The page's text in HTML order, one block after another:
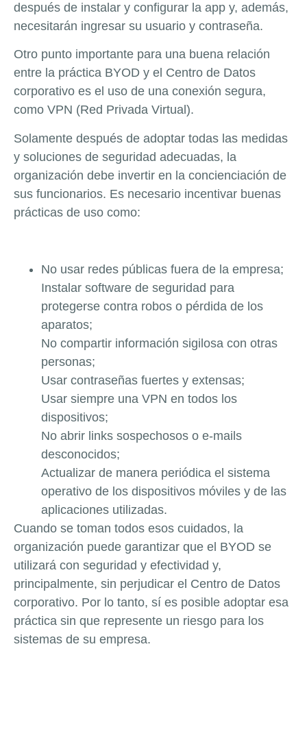
después de instalar y configurar la app y, además,
necesitarán ingresar su usuario y contraseña.
Otro punto importante para una buena relación
entre la práctica BYOD y el Centro de Datos
corporativo es el uso de una conexión segura,
como VPN (Red Privada Virtual).
Solamente después de adoptar todas las medidas
y soluciones de seguridad adecuadas, la
organización debe invertir en la concienciación de
sus funcionarios. Es necesario incentivar buenas
prácticas de uso como:
No usar redes públicas fuera de la empresa;
Instalar software de seguridad para
protegerse contra robos o pérdida de los
aparatos;
No compartir información sigilosa con otras
personas;
Usar contraseñas fuertes y extensas;
Usar siempre una VPN en todos los
dispositivos;
No abrir links sospechosos o e-mails
desconocidos;
Actualizar de manera periódica el sistema
operativo de los dispositivos móviles y de las
aplicaciones utilizadas.
Cuando se toman todos esos cuidados, la
organización puede garantizar que el BYOD se
utilizará con seguridad y efectividad y,
principalmente, sin perjudicar el Centro de Datos
corporativo. Por lo tanto, sí es posible adoptar esa
práctica sin que represente un riesgo para los
sistemas de su empresa.